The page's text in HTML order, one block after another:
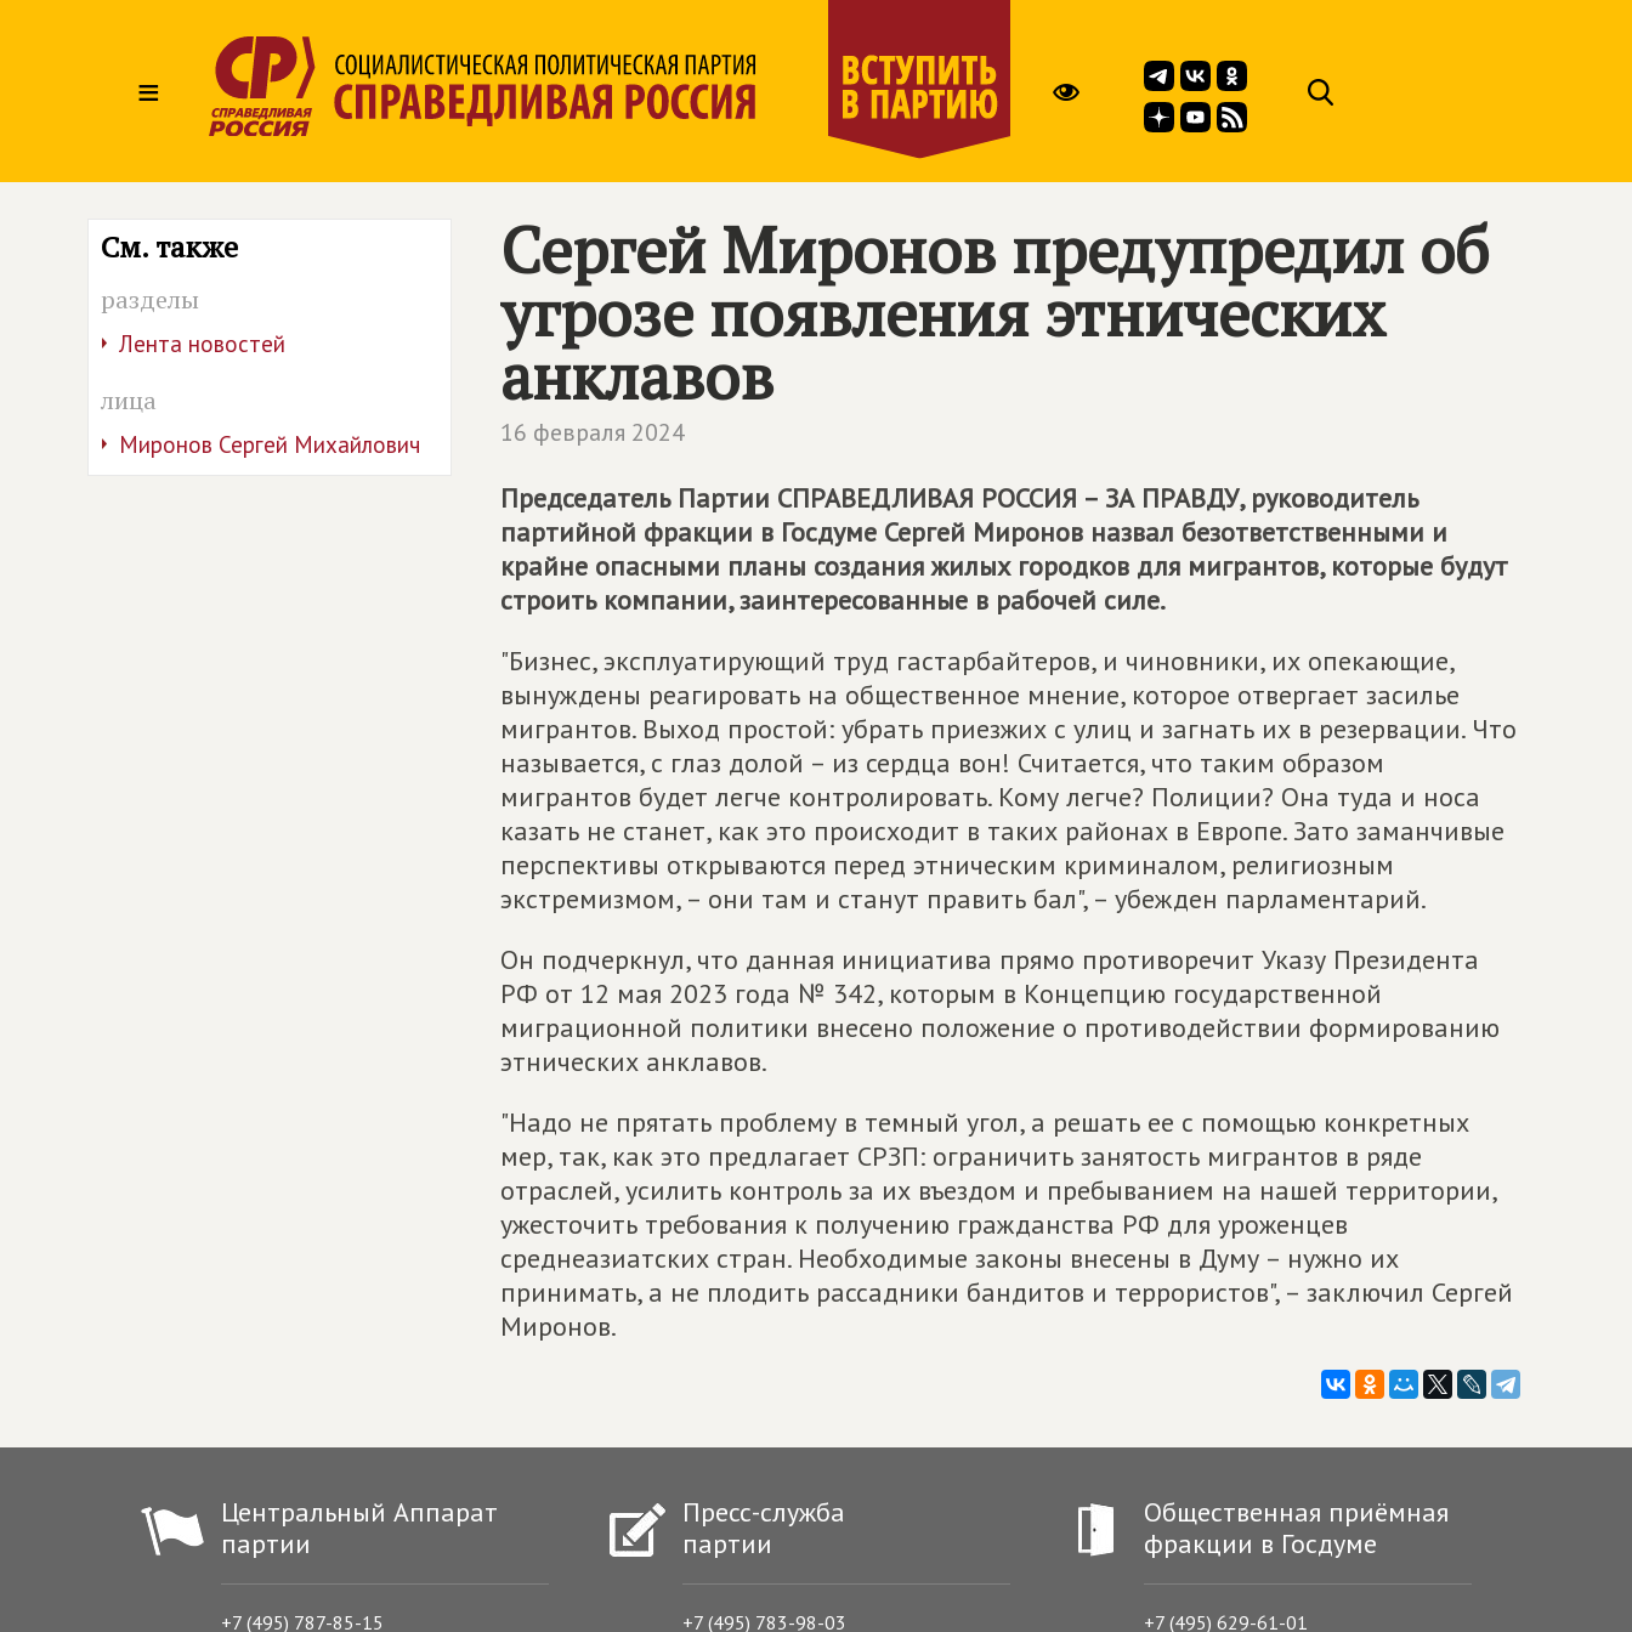
≡
См. также
разделы
Лента новостей
лица
Миронов Сергей Михайлович
Сергей Миронов предупредил об
угрозе появления этнических
анклавов
16 февраля 2024
Председатель Партии СПРАВЕДЛИВАЯ РОССИЯ – ЗА ПРАВДУ, руководитель
партийной фракции в Госдуме Сергей Миронов назвал безответственными и
крайне опасными планы создания жилых городков для мигрантов, которые будут
строить компании, заинтересованные в рабочей силе.
"Бизнес, эксплуатирующий труд гастарбайтеров, и чиновники, их опекающие,
вынуждены реагировать на общественное мнение, которое отвергает засилье
мигрантов. Выход простой: убрать приезжих с улиц и загнать их в резервации. Что
называется, с глаз долой – из сердца вон! Считается, что таким образом
мигрантов будет легче контролировать. Кому легче? Полиции? Она туда и носа
казать не станет, как это происходит в таких районах в Европе. Зато заманчивые
перспективы открываются перед этническим криминалом, религиозным
экстремизмом, – они там и станут править бал", – убежден парламентарий.
Он подчеркнул, что данная инициатива прямо противоречит Указу Президента
РФ от 12 мая 2023 года № 342, которым в Концепцию государственной
миграционной политики внесено положение о противодействии формированию
этнических анклавов.
"Надо не прятать проблему в темный угол, а решать ее с помощью конкретных
мер, так, как это предлагает СРЗП: ограничить занятость мигрантов в ряде
отраслей, усилить контроль за их въездом и пребыванием на нашей территории,
ужесточить требования к получению гражданства РФ для уроженцев
среднеазиатских стран. Необходимые законы внесены в Думу – нужно их
принимать, а не плодить рассадники бандитов и террористов", – заключил Сергей
Миронов.
Центральный Аппарат
партии
+7 (495) 787-85-15
Пресс-служба
партии
+7 (495) 783-98-03
Общественная приёмная
фракции в Госдуме
+7 (495) 629-61-01